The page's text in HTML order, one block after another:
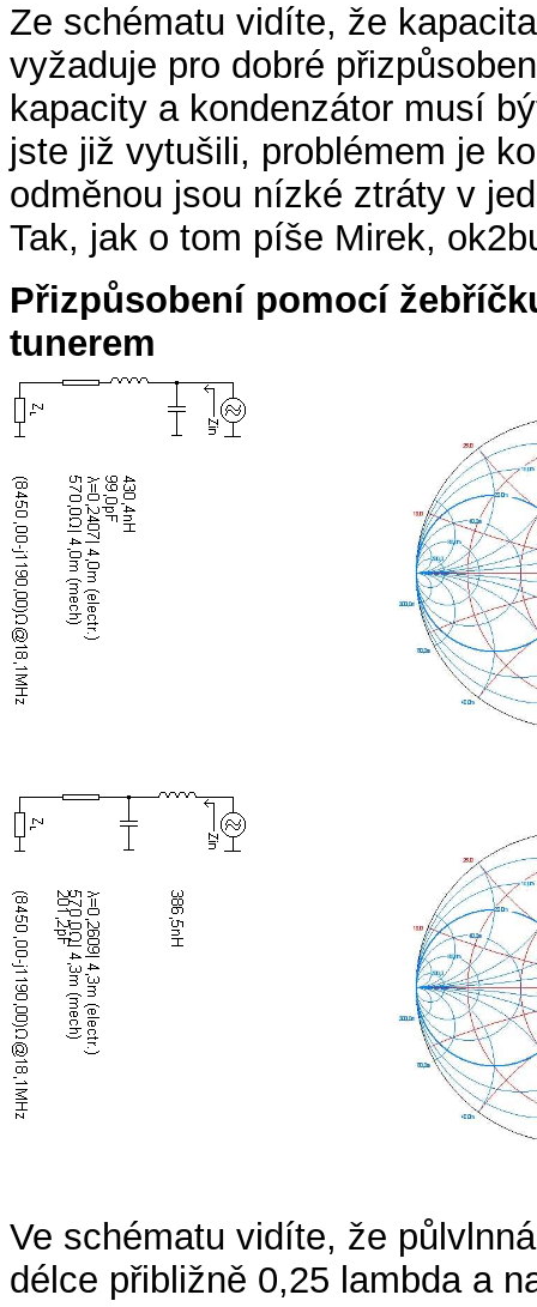
Ze schématu vidíte, že
vyžaduje pro dobré
kapacity a kondenzátor musí
jste již vytušili, problémem je
odměnou jsou nízké ztráty v
Tak, jak o tom píše Mirek,
Přizpůsobení pomocí
tunerem
Ve schématu vidíte, že
délce přibližně 0,25 lambda a